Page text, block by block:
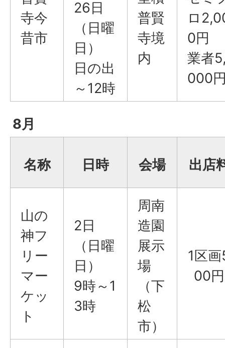
寺今
昔市
26日
（日曜
日）
日の出
～12時
普賢
寺境
内
ロ
0円
業者
000
8月
名称 日時 会場 出店
山の
神フ
リー
マー
ケッ
ト
2日
（日曜
日）
9時～1
3時
周南
造園
展示
場
（下
松
市）
1区
00円